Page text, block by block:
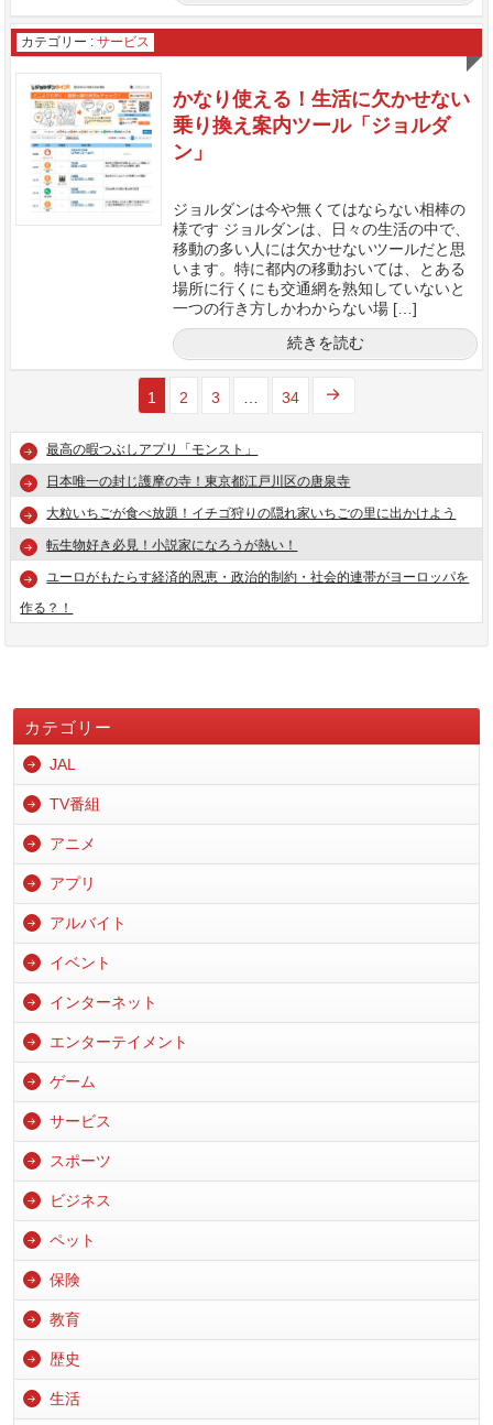
カテゴリー : サービス
かなり使える！生活に欠かせない
乗り換え案内ツール「ジョルダ
ン」
ジョルダンは今や無くてはならない相棒の
様です ジョルダンは、日々の生活の中で、
移動の多い人には欠かせないツールだと思
います。特に都内の移動おいては、とある
場所に行くにも交通網を熟知していないと
一つの行き方しかわからない場 […]
続きを読む
1 2 3 34
最高の暇つぶしアプリ「モンスト」
日本唯一の封じ護摩の寺！東京都江戸川区の唐泉寺
大粒いちごが食べ放題！イチゴ狩りの隠れ家いちごの里に出かけよう
転生物好き必見！小説家になろうが熱い！
ユーロがもたらす経済的恩恵・政治的制約・社会的連帯がヨーロッパを
作る？！
カテゴリー
JAL
TV番組
アニメ
アプリ
アルバイト
イベント
インターネット
エンターテイメント
ゲーム
サービス
スポーツ
ビジネス
ペット
保険
教育
歴史
生活